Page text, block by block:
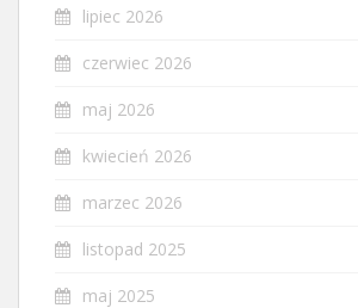
lipiec 2026
czerwiec 2026
maj 2026
kwiecień 2026
marzec 2026
listopad 2025
maj 2025